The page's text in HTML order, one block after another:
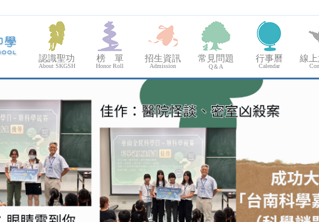
認識聖功
About SKGSH
榜 單
Honor Roll
招生資訊
Admission
常見問題
Q＆A
行事曆
Calendar
線